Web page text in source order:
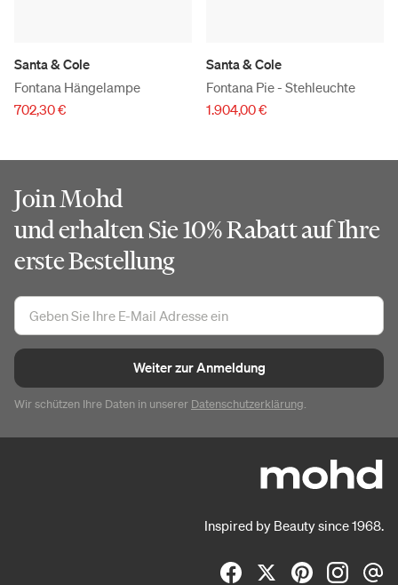
Santa & Cole
Fontana Hängelampe
702,30 €
Santa & Cole
Fontana Pie - Stehleuchte
1.904,00 €
Join Mohd
und erhalten Sie 10% Rabatt auf Ihre
erste Bestellung
Weiter zur Anmeldung
Wir schützen Ihre Daten in unserer Datenschutzerklärung.
Inspired by Beauty since 1968.